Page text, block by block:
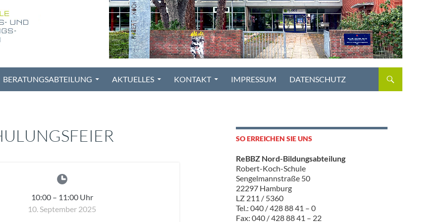
BERATUNGSABTEILUNG AKTUELLES KONTAKT IMPRESSUM DATENSCHUTZ
10:00– 11:00Uhr
10. September 2025
SO ERREICHEN SIE UNS
ReBBZ Nord-Bildungsabteilung
Robert-Koch-Schule
Sengelmannstraße 50
22297 Hamburg
LZ 211 / 5360
Tel.: 040 / 428 88 41 – 0
Fax: 040 / 428 88 41 – 22